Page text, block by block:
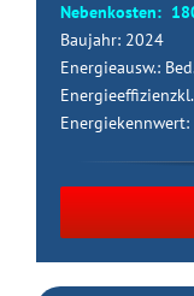
Nebenkosten:
Baujahr: 2024
Energieausw.: